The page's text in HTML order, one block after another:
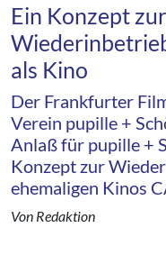
Ein Konzept zur
als Kino
Der Frankfurter
Verein pupille +
Anlaß für pupille +
Konzept zur
ehemaligen Kinos
Von Redaktion